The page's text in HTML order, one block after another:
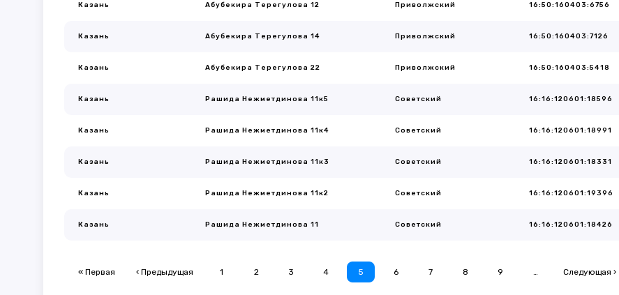
Казань Абубекира Терегулова 12 Приволжский 16:50:160403:6756
Казань Абубекира Терегулова 14 Приволжский 16:50:160403:7126
Казань Абубекира Терегулова 22 Приволжский 16:50:160403:5418
Казань Рашида Нежметдинова 11к5 Советский 16:16:120601:18596
Казань Рашида Нежметдинова 11к4 Советский 16:16:120601:18991
Казань Рашида Нежметдинова 11к3 Советский 16:16:120601:18331
Казань Рашида Нежметдинова 11к2 Советский 16:16:120601:19396
Казань Рашида Нежметдинова 11 Советский 16:16:120601:18426
« Первая ‹ Предыдущая 1 2 3 4 5 6 7 8 9 … Следующая ›